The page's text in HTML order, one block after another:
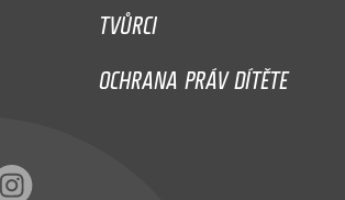
TVŮRCI
OCHRANA PRÁV DÍTĚTE